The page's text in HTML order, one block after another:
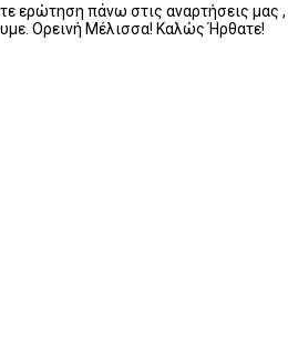
ερώτηση πάνω στις αναρτήσεις μας
Ορεινή Μέλισσα! Καλώς Ήρθατε!